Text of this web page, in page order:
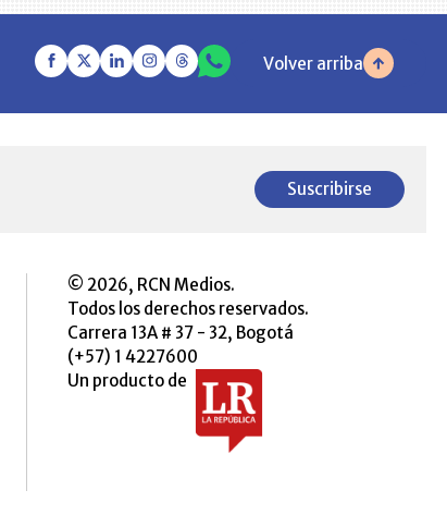
Volver arriba
Suscribirse
© 2026, RCN Medios.
Todos los derechos reservados.
Carrera 13A # 37 - 32, Bogotá
(+57) 1 4227600
Un producto de